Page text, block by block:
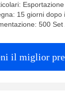
15 giorni dopo
500
il miglior